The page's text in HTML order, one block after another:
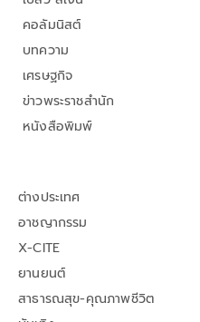
คอลัมนิสต์
บทความ
เศรษฐกิจ
ข่าวพระราชสำนัก
หนังสือพิมพ์
ต่างประเทศ
อาชญากรรม
X-CITE
ยานยนต์
สาธารณสุข-คุณภาพชีวิต